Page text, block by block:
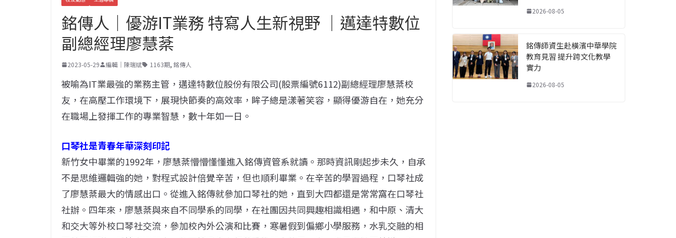
銘傳人｜優游IT業務 特寫人生新視野 ｜邁達特數位
副總經理廖慧棻
2023-05-29 編輯｜陳瑞斌 1163期, 銘傳人
被喻為IT業最強的業務主管，邁達特數位股份有限公司(股票編號6112)副總經理廖慧棻校
友，在高壓工作環境下，展現快節奏的高效率，眸子總是漾著笑容，顯得優游自在，她充分
在職場上發揮工作的專業智慧，數十年如一日。
口琴社是青春年華深刻印記
新竹女中畢業的1992年，廖慧棻懵懵懂懂進入銘傳資管系就讀。那時資訊剛起步未久，自承
不是思維邏輯強的她，對程式設計倍覺辛苦，但也順利畢業。在辛苦的學習過程，口琴社成
了廖慧棻最大的情感出口。從進入銘傳就參加口琴社的她，直到大四都還是常常窩在口琴社
社辦。四年來，廖慧棻與來自不同學系的同學，在社團因共同興趣相識相遇，和中原、清大
和交大等外校口琴社交流，參加校內外公演和比賽，寒暑假到偏鄉小學服務，水乳交融的相
2026-08-05
銘傳師資生赴橫濱中華學院
教育見習 提升跨文化教學
實力
2026-08-05